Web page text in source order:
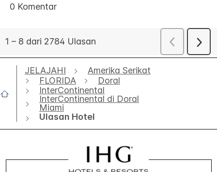
JELAJAHI
Amerika Serikat
FLORIDA
Doral
InterContinental
InterContinental di Doral
Miami
Ulasan Hotel